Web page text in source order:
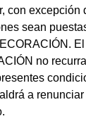
con excepción
sean
no
a